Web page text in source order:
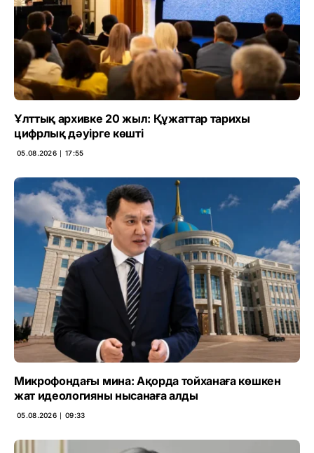
Ұлттық архивке 20 жыл: Құжаттар тарихы
цифрлық дәуірге көшті
05.08.2026 ∣ 17:55
Микрофондағы мина: Ақорда тойханаға көшкен
жат идеологияны нысанаға алды
05.08.2026 ∣ 09:33